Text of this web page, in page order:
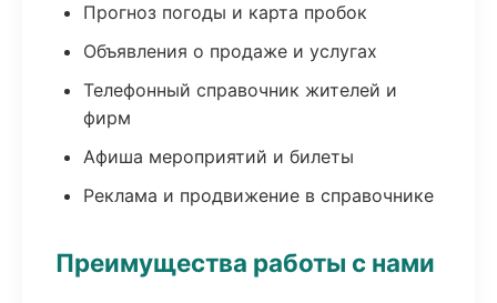
Прогноз погоды и карта пробок
Объявления о продаже и услугах
Телефонный справочник жителей и
фирм
Афиша мероприятий и билеты
Реклама и продвижение в справочнике
Преимущества работы с нами